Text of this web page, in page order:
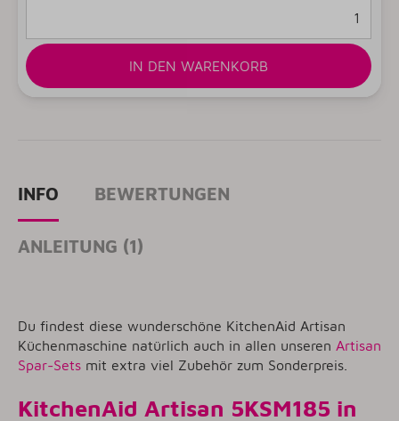
IN DEN WARENKORB
INFO BEWERTUNGEN
ANLEITUNG (1)
Du findest diese wunderschöne KitchenAid Artisan
Küchenmaschine natürlich auch in allen unseren Artisan
Spar-Sets mit extra viel Zubehör zum Sonderpreis.
KitchenAid Artisan 5KSM185 in